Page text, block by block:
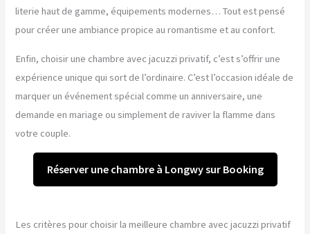
literie haut de gamme, équipements modernes… Tout est pensé
pour créer une ambiance propice au romantisme et au confort.
Enfin, choisir une chambre avec jacuzzi privatif, c’est s’offrir une
expérience unique qui sort de l’ordinaire. C’est l’occasion idéale de
marquer un événement spécial comme un anniversaire, une
demande en mariage ou simplement de raviver la flamme dans
votre couple.
Réserver une chambre à Longwy sur Booking
Les critères pour choisir la meilleure chambre avec jacuzzi privatif